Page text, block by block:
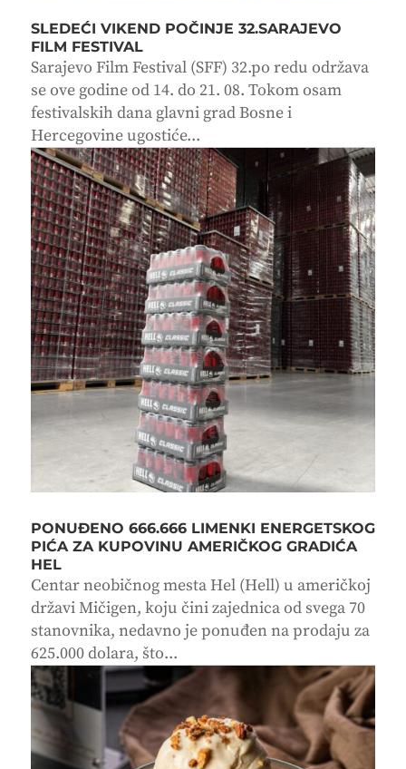
SLEDEĆI VIKEND POČINJE 32.SARAJEVO
FILM FESTIVAL
Sarajevo Film Festival (SFF) 32.po redu održava
se ove godine od 14. do 21. 08. Tokom osam
festivalskih dana glavni grad Bosne i
Hercegovine ugostiće...
PONUĐENO 666.666 LIMENKI ENERGETSKOG
PIĆA ZA KUPOVINU AMERIČKOG GRADIĆA
HEL
Centar neobičnog mesta Hel (Hell) u američkoj
državi Mičigen, koju čini zajednica od svega 70
stanovnika, nedavno je ponuđen na prodaju za
625.000 dolara, što...